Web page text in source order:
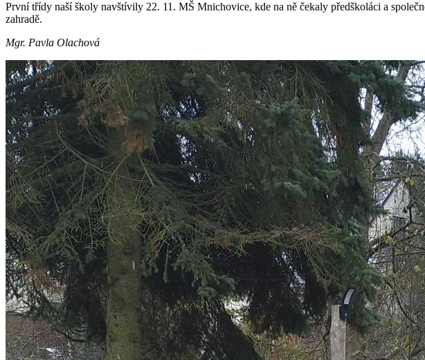
První třídy naší školy navštívily 22. 11. MŠ Mnichovice, kde na ně čekaly předškoláci a
zahradě.
Mgr. Pavla Olachová